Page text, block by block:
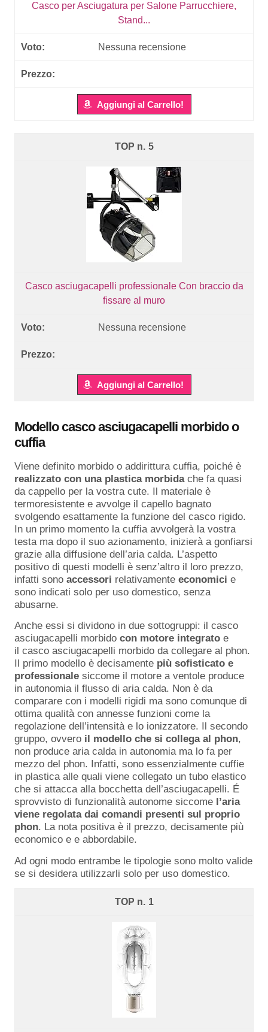
Casco per Asciugatura per Salone Parrucchiere,
Stand...
Nessuna recensione
Aggiungi al Carrello!
5
Casco asciugacapelli professionale Con braccio da
fissare al muro
Nessuna recensione
Aggiungi al Carrello!
Modello casco asciugacapelli morbido o
cuffia
Viene definito morbido o addirittura cuffia, poiché è
realizzato con una plastica morbidache fa quasi
da cappello per la vostra cute. Il materiale è
termoresistente e avvolge il capello bagnato
svolgendo esattamente la funzione del casco rigido.
In un primo momento la cuffia avvolgerà la vostra
testa ma dopo il suo azionamento, inizierà a gonfiarsi
grazie alla diffusione dell’aria calda. L’aspetto
positivo di questi modelli è senz’altro il loro prezzo,
infatti sono accessori relativamente economici e
sono indicati solo per uso domestico, senza
abusarne.
Anche essi si dividono in due sottogruppi: il casco
asciugacapelli morbido con motore integrato e
il casco asciugacapelli morbido da collegare al phon.
Il primo modello è decisamente più sofisticato e
professionale siccome il motore a ventole produce
in autonomia il flusso di aria calda. Non è da
comparare con i modelli rigidi ma sono comunque di
ottima qualità con annesse funzioni come la
regolazione dell’intensità e lo ionizzatore. Il secondo
gruppo, ovvero il modello che si collega al phon,
non produce aria calda in autonomia ma lo fa per
mezzo del phon. Infatti, sono essenzialmente cuffie
in plastica alle quali viene collegato un tubo elastico
che si attacca alla bocchetta dell’asciugacapelli. É
sprovvisto di funzionalità autonome siccome l’aria
viene regolata dai comandi presenti sul proprio
phon. La nota positiva è il prezzo, decisamente più
economico e e abbordabile.
Ad ogni modo entrambe le tipologie sono molto valide
se si desidera utilizzarli solo per uso domestico.
1